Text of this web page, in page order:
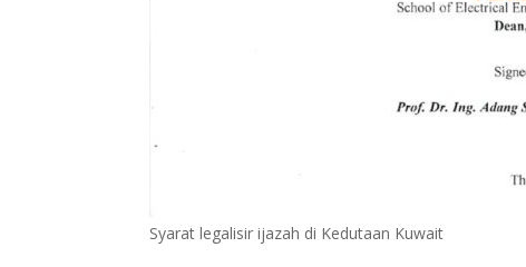
Syarat legalisir ijazah di Kedutaan Kuwait